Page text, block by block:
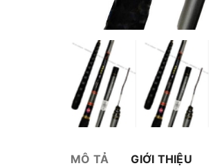
MÔ TẢ GIỚI THIỆU